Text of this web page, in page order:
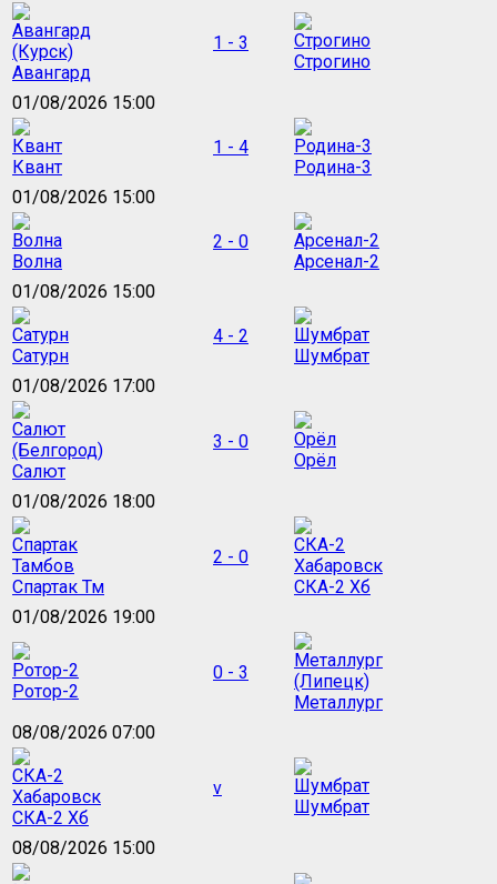
Авангард
1 - 3
Строгино
01/08/2026 15:00
Квант
1 - 4
Родина-3
01/08/2026 15:00
Волна
2 - 0
Арсенал-2
01/08/2026 15:00
Сатурн
4 - 2
Шумбрат
01/08/2026 17:00
Салют
3 - 0
Орёл
01/08/2026 18:00
Спартак Тм
2 - 0
СКА-2 Хб
01/08/2026 19:00
Ротор-2
0 - 3
Металлург
08/08/2026 07:00
СКА-2 Хб
v
Шумбрат
08/08/2026 15:00